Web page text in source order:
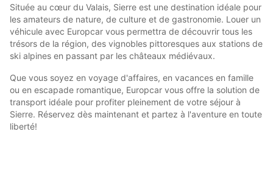
Située au cœur du Valais, Sierre est une destination idéale pour
les amateurs de nature, de culture et de gastronomie. Louer un
véhicule avec Europcar vous permettra de découvrir tous les
trésors de la région, des vignobles pittoresques aux stations de
ski alpines en passant par les châteaux médiévaux.
Que vous soyez en voyage d'affaires, en vacances en famille
ou en escapade romantique, Europcar vous offre la solution de
transport idéale pour profiter pleinement de votre séjour à
Sierre. Réservez dès maintenant et partez à l'aventure en toute
liberté!